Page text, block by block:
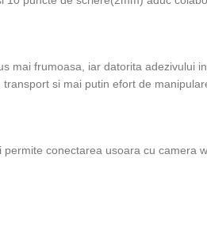
mai frumoasa, iar datorita
si mai putin efort de
conectarea usoara cu